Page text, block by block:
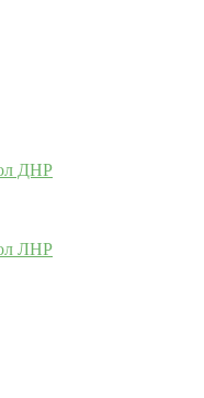
ДНР
ЛНР